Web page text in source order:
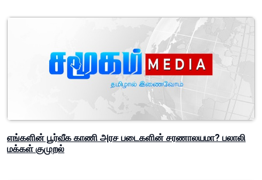
எங்களின் பூர்வீக காணி அரச படைகளின் சரணாலயமா? பலாலி
மக்கள் குமுறல்